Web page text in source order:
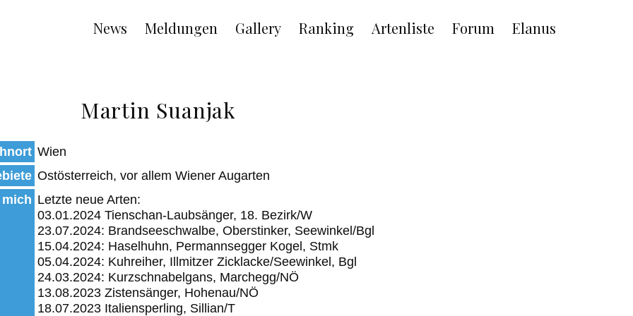
Main
navigation
News Meldungen Gallery Ranking Artenliste Forum Elanus
Martin Suanjak
Wien
Ostösterreich, vor allem Wiener Augarten
mich Letzte neue Arten:
03.01.2024 Tienschan-Laubsänger, 18. Bezirk/W
23.07.2024: Brandseeschwalbe, Oberstinker, Seewinkel/Bgl
15.04.2024: Haselhuhn, Permannsegger Kogel, Stmk
05.04.2024: Kuhreiher, Illmitzer Zicklacke/Seewinkel, Bgl
24.03.2024: Kurzschnabelgans, Marchegg/NÖ
13.08.2023 Zistensänger, Hohenau/NÖ
18.07.2023 Italiensperling, Sillian/T